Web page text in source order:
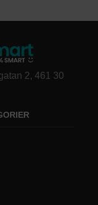
2, 461 30